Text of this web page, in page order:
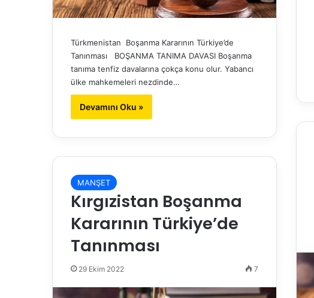
Türkmenistan Boşanma Kararının Türkiye’de
Tanınması BOŞANMA TANIMA DAVASI Boşanma
tanıma tenfiz davalarına çokça konu olur. Yabancı
ülke mahkemeleri nezdinde…
Devamını Oku »
MANŞET
Kırgızistan Boşanma
Kararının Türkiye’de
Tanınması
29 Ekim 2022 7